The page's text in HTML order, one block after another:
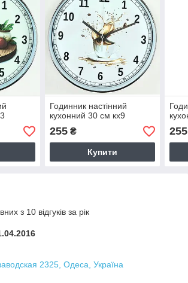
Годинник настінний
кухонний 30 см кх9
255₴
Купити
255
з 10 відгуків за рік
2325, Одеса, Україна